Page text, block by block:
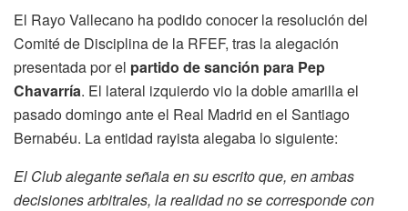
El Rayo Vallecano ha podido conocer la resolución del
Comité de Disciplina de la RFEF, tras la alegación
presentada por el partido de sanción para Pep
Chavarría. El lateral izquierdo vio la doble amarilla el
pasado domingo ante el Real Madrid en el Santiago
Bernabéu. La entidad rayista alegaba lo siguiente:
El Club alegante señala en su escrito que, en ambas
decisiones arbitrales, la realidad no se corresponde con